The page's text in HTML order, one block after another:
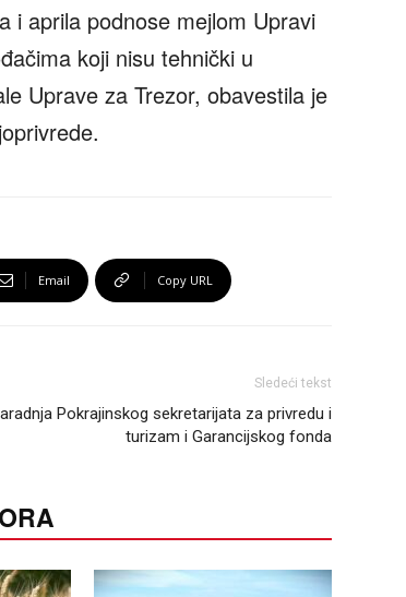
i aprila podnose mejlom Upravi
koji nisu tehnički u
Uprave za Trezor, obavestila je
Email Copy URL
Sledeći tekst
Pokrajinskog sekretarijata za privredu i
turizam i Garancijskog fonda